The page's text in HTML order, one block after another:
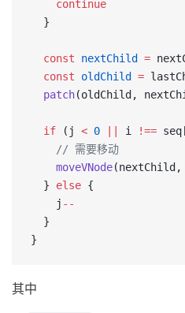
    continue
  }
  const
nextChild =
  const
oldChild =
  patch
(oldChild,
  if
(j < 0 i !==
    // 需要移动
    moveVNode
(nextChild,
  }
else {
    j
--
  }
}
其中